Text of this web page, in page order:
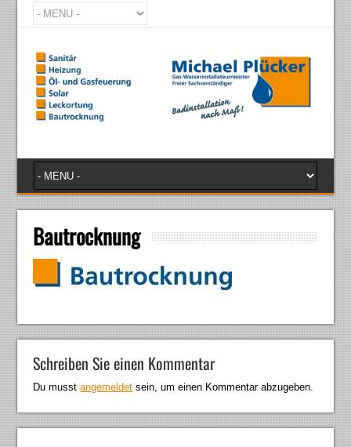
Bautrocknung
Schreiben Sie einen Kommentar
Du musstangemeldet sein, um einen Kommentar abzugeben.